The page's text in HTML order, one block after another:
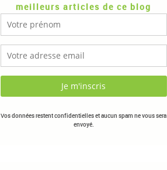
meilleurs articles de ce blog
Vos données restent confidentielles et aucun spam ne vous sera
envoyé.